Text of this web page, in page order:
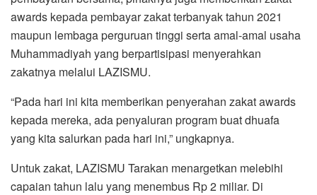
awards kepada pembayar zakat terbanyak tahun 2021
maupun lembaga perguruan tinggi serta amal-amal usaha
Muhammadiyah yang berpartisipasi menyerahkan
zakatnya melalui LAZISMU.
“Pada hari ini kita memberikan penyerahan zakat awards
kepada mereka, ada penyaluran program buat dhuafa
yang kita salurkan pada hari ini,” ungkapnya.
Untuk zakat, LAZISMU Tarakan menargetkan melebihi
capaian tahun lalu yang menembus Rp 2 miliar. Di